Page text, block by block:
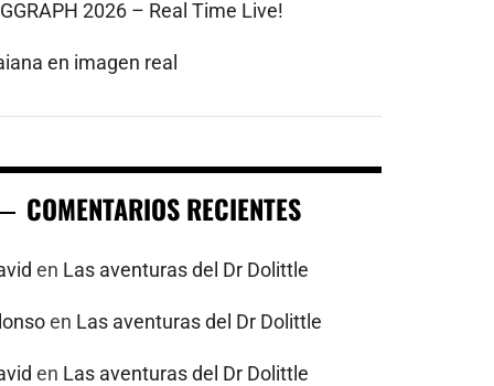
2026 – Real Time Live!
en imagen real
COMENTARIOS RECIENTES
en Las aventuras del Dr Dolittle
en Las aventuras del Dr Dolittle
en Las aventuras del Dr Dolittle